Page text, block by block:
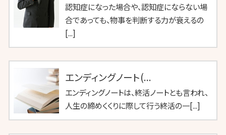
認知症になった場合や、認知症にならない場
合であっても、物事を判断する力が衰えるの
[...]
エンディングノート(...
エンディングノートは、終活ノートとも言われ、
人生の締めくくりに際して行う終活の一[...]